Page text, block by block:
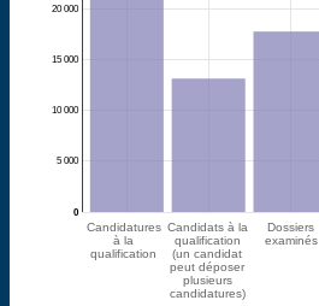
5 000
10 000
15 000
20 000
0
Candidatures
à la
qualification
Candidats à la
qualification
(un candidat
peut déposer
plusieurs
candidatures)
Dossiers
examinés